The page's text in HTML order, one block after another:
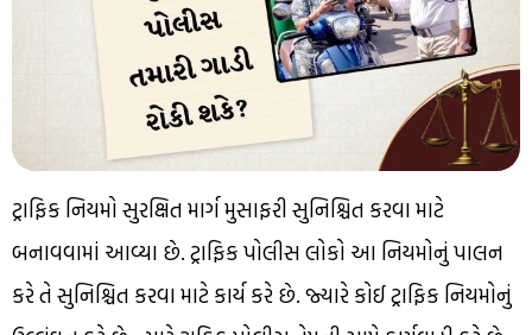
ટ્રાફિક નિયમો સુરક્ષિત માર્ગ મુસાફરી સુનિશ્ચિત કરવા માટે
બનાવવામાં આવ્યા છે. ટ્રાફિક પોલીસ લોકો આ નિયમોનું પાલન
કરે તે સુનિશ્ચિત કરવા માટે કાર્ય કરે છે. જ્યારે કોઈ ટ્રાફિક નિયમોનું